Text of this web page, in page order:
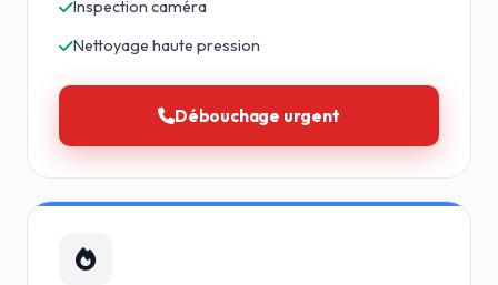
Inspection caméra
Nettoyage haute pression
Débouchage urgent